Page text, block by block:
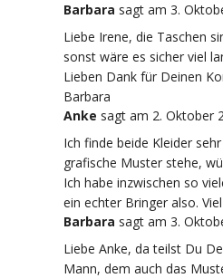
Barbara sagt am 3.
Liebe Irene, die Taschen
sonst wäre es sicher viel
Lieben Dank für Deinen
Barbara
Anke sagt am 2. Oktober
Ich finde beide Kleider
grafische Muster stehe,
Ich habe inzwischen so
ein echter Bringer also.
Barbara sagt am 3.
Liebe Anke, da teilst Du
Mann, dem auch das